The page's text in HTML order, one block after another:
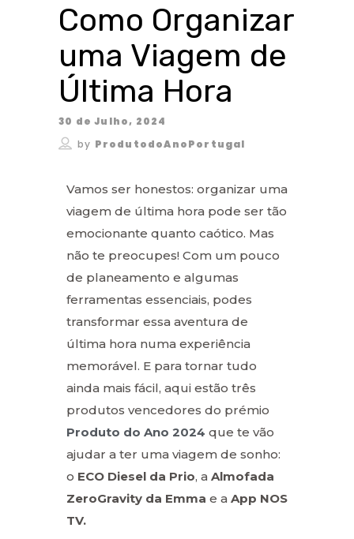
Como Organizar
uma Viagem de
Última Hora
30 de Julho, 2024
by ProdutodoAnoPortugal
Vamos ser honestos: organizar uma
viagem de última hora pode ser tão
emocionante quanto caótico. Mas
não te preocupes! Com um pouco
de planeamento e algumas
ferramentas essenciais, podes
transformar essa aventura de
última hora numa experiência
memorável. E para tornar tudo
ainda mais fácil, aqui estão três
produtos vencedores do prémio
Produto do Ano 2024 que te vão
ajudar a ter uma viagem de sonho:
o ECO Diesel da Prio, a Almofada
ZeroGravity da Emma e a App NOS
TV.